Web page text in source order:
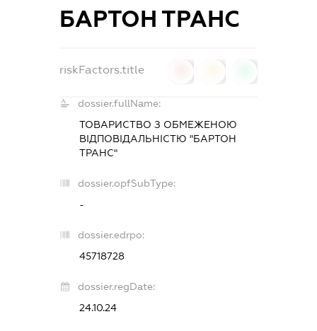
БАРТОН ТРАНС
riskFactors.title
dossier.fullName:
ТОВАРИСТВО З ОБМЕЖЕНОЮ
ВІДПОВІДАЛЬНІСТЮ "БАРТОН
ТРАНС"
dossier.opfSubType:
-
dossier.edrpo:
45718728
dossier.regDate:
24.10.24